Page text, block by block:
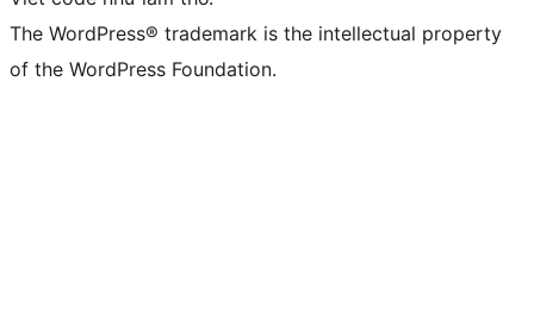
The WordPress® trademark is the intellectual property
of the WordPress Foundation.